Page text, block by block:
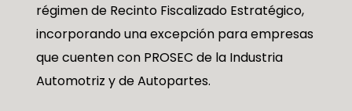
régimen de Recinto Fiscalizado Estratégico,
incorporando una excepción para empresas
que cuenten con PROSEC de la Industria
Automotriz y de Autopartes.